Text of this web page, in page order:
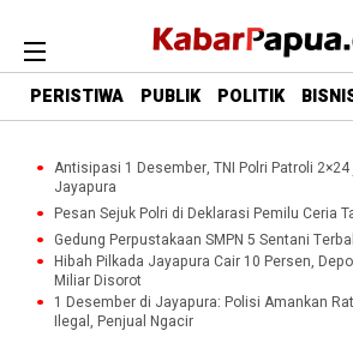
PERISTIWA PUBLIK POLITIK
Antisipasi 1 Desember, TNI Polri Patroli
Jayapura
Pesan Sejuk Polri di Deklarasi Pemilu Ceria
Gedung Perpustakaan SMPN 5 Sentani
Hibah Pilkada Jayapura Cair 10 Persen,
Miliar Disorot
1 Desember di Jayapura: Polisi Amankan
Ilegal, Penjual Ngacir